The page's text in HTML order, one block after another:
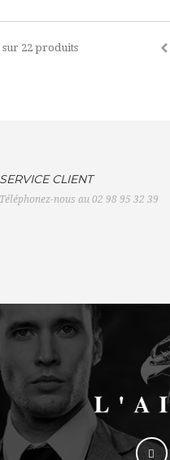
sur 22 produits
SERVICE CLIENT
Téléphonez-nous au 02 98 95 32 39